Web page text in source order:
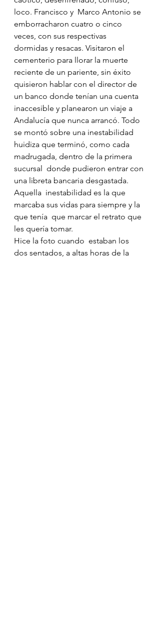
loco. Francisco y  Marco Antonio se
emborracharon cuatro o cinco
veces, con sus respectivas
dormidas y resacas. Visitaron el
cementerio para llorar la muerte
reciente de un pariente, sin éxito
quisieron hablar con el director de
un banco donde tenían una cuenta
inaccesible y planearon un viaje a
Andalucía que nunca arrancó. Todo
se montó sobre una inestabilidad
huidiza que terminó, como cada
madrugada, dentro de la primera
sucursal  donde pudieron entrar con
una libreta bancaria desgastada.
Aquella  inestabilidad es la que
marcaba sus vidas para siempre y la
que tenía  que marcar el retrato que
les quería tomar.
Hice la foto cuando  estaban los
dos sentados, a altas horas de la